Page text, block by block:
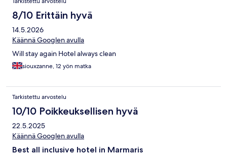
8/10 Erittäin hyvä
14.5.2026
Käännä Googlen avulla
Will stay again Hotel always clean
siouxzanne, 12 yön matka
Tarkistettu arvostelu
10/10 Poikkeuksellisen hyvä
22.5.2025
Käännä Googlen avulla
Best all inclusive hotel in Marmaris